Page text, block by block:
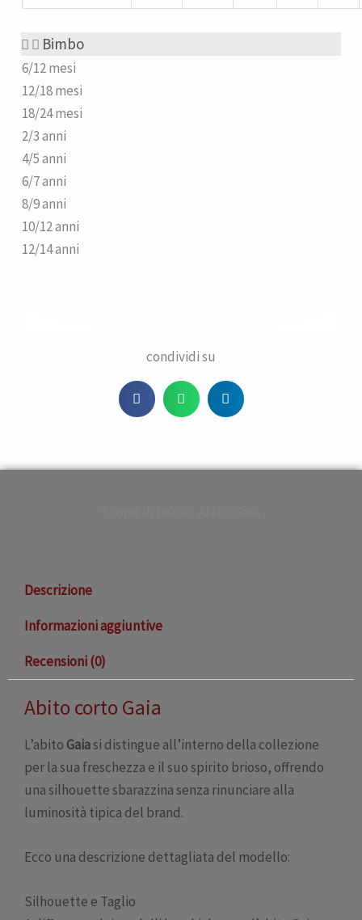
Bimbo
6/12 mesi
12/18 mesi
18/24 mesi
2/3 anni
4/5 anni
6/7 anni
8/9 anni
10/12 anni
12/14 anni
condividi su
Descrizione
Informazioni aggiuntive
Recensioni (0)
Abito corto Gaia
L’abito Gaiasi distingue all’interno della collezione
per la sua freschezza e il suo spirito brioso, offrendo
una silhouette sbarazzina senza rinunciare alla
luminosità tipica del brand.
Ecco una descrizione dettagliata del modello:
Silhouette e Taglio